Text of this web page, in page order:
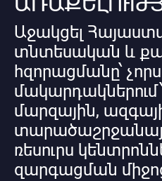
Աջակցել
տնտեսական և
հզորացմանը՝ չորս
մարզային,
ռեսուրս
զարգացման